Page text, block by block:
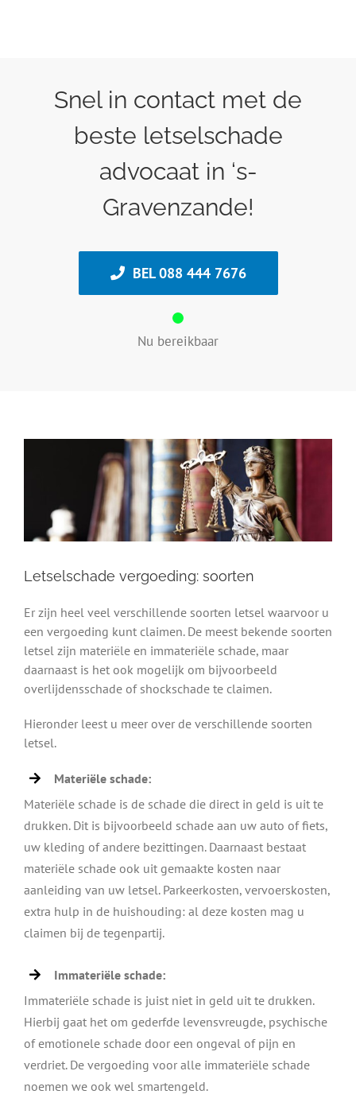
Snel in contact met de
beste letselschade
advocaat in ‘s-
Gravenzande!
BEL 088 444 7676
Nu bereikbaar
Letselschade vergoeding: soorten
Er zijn heel veel verschillende soorten letsel waarvoor u
een vergoeding kunt claimen. De meest bekende soorten
letsel zijn materiële en immateriële schade, maar
daarnaast is het ook mogelijk om bijvoorbeeld
overlijdensschade of shockschade te claimen.
Hieronder leest u meer over de verschillende soorten
letsel.
Materiële schade:
Materiële schade is de schade die direct in geld is uit te
drukken. Dit is bijvoorbeeld schade aan uw auto of fiets,
uw kleding of andere bezittingen. Daarnaast bestaat
materiële schade ook uit gemaakte kosten naar
aanleiding van uw letsel. Parkeerkosten, vervoerskosten,
extra hulp in de huishouding: al deze kosten mag u
claimen bij de tegenpartij.
Immateriële schade:
Immateriële schade is juist niet in geld uit te drukken.
Hierbij gaat het om gederfde levensvreugde, psychische
of emotionele schade door een ongeval of pijn en
verdriet. De vergoeding voor alle immateriële schade
noemen we ook wel smartengeld.